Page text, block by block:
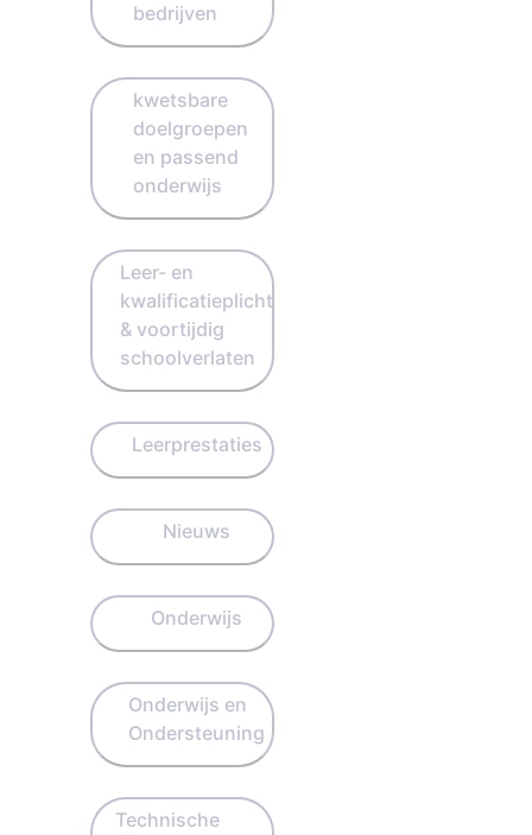
bedrijven
kwetsbare
doelgroepen
en passend
onderwijs
Leer- en
kwalificatieplicht
& voortijdig
schoolverlaten
Leerprestaties
Nieuws
Onderwijs
Onderwijs en
Ondersteuning
Technische